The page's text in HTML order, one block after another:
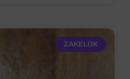
ZAKELIJK